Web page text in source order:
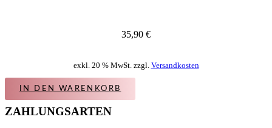
35,90 €
exkl. 20 % MwSt. zzgl. Versandkosten
IN DEN WARENKORB
ZAHLUNGSARTEN